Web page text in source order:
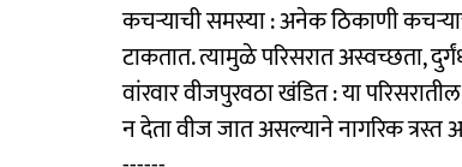
कचऱ्याची समस्या : अनेक ठिकाणी
टाकतात. त्यामुळे परिसरात अस्वच्छता,
वांरवार वीजपुरवठा खंडित : या
न देता वीज जात असल्याने नागरिक त्रस्त